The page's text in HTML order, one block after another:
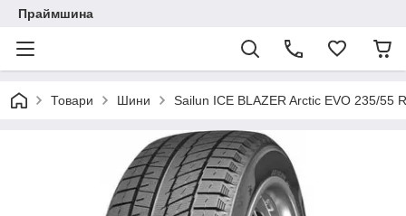
Праймшина
Товари Шини Sailun ICE BLAZER Arctic EVO 235/55